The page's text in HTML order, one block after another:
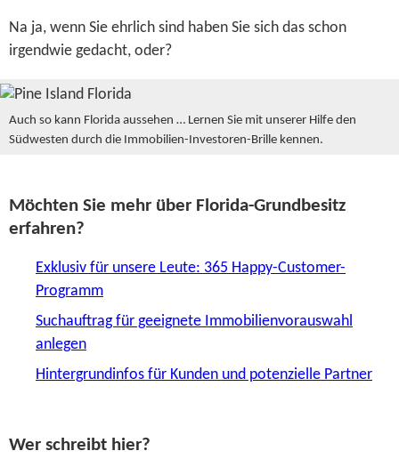
Na ja, wenn Sie ehrlich sind haben Sie sich das schon
irgendwie gedacht, oder?
Auch so kann Florida aussehen … Lernen Sie mit unserer Hilfe den
Südwesten durch die Immobilien-Investoren-Brille kennen.
Möchten Sie mehr über Florida-Grundbesitz
erfahren?
Exklusiv für unsere Leute: 365 Happy-Customer-
Programm
Suchauftrag für geeignete Immobilien­vorauswahl
anlegen
Hintergrundinfos für Kunden und potenzielle Partner
Wer schreibt hier?